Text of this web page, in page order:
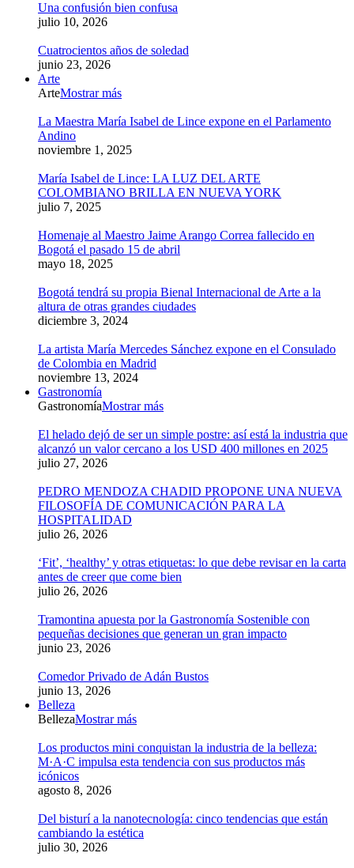
Una confusión bien confusa
julio 10, 2026
Cuatrocientos años de soledad
junio 23, 2026
Arte
ArteMostrar más
La Maestra María Isabel de Lince expone en el Parlamento
Andino
noviembre 1, 2025
María Isabel de Lince: LA LUZ DEL ARTE
COLOMBIANO BRILLA EN NUEVA YORK
julio 7, 2025
Homenaje al Maestro Jaime Arango Correa fallecido en
Bogotá el pasado 15 de abril
mayo 18, 2025
Bogotá tendrá su propia Bienal Internacional de Arte a la
altura de otras grandes ciudades
diciembre 3, 2024
La artista María Mercedes Sánchez expone en el Consulado
de Colombia en Madrid
noviembre 13, 2024
Gastronomía
GastronomíaMostrar más
El helado dejó de ser un simple postre: así está la industria que
alcanzó un valor cercano a los USD 400 millones en 2025
julio 27, 2026
PEDRO MENDOZA CHADID PROPONE UNA NUEVA
FILOSOFÍA DE COMUNICACIÓN PARA LA
HOSPITALIDAD
julio 26, 2026
‘Fit’, ‘healthy’ y otras etiquetas: lo que debe revisar en la carta
antes de creer que come bien
julio 26, 2026
Tramontina apuesta por la Gastronomía Sostenible con
pequeñas decisiones que generan un gran impacto
junio 23, 2026
Comedor Privado de Adán Bustos
junio 13, 2026
Belleza
BellezaMostrar más
Los productos mini conquistan la industria de la belleza:
M·A·C impulsa esta tendencia con sus productos más
icónicos
agosto 8, 2026
Del bisturí a la nanotecnología: cinco tendencias que están
cambiando la estética
julio 30, 2026